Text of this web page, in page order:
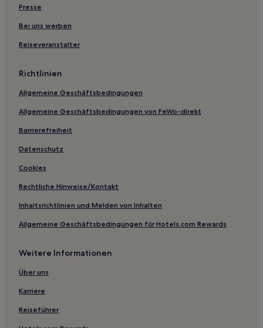
Castres Mazamet: Hotels
Cabrespine Hotels
Hotels nahe Hafenmeisterei Canal du Midi
Albiac Hotels
Montauriol Hotels
Les Martys Hotels
Lagardiolle Hotels
Belleserre Hotels
Ayguesvives Hotels
Montcabrier Hotels
Hotels nahe Schleusen von Saint-Jean
Bastide Saint-Louis: Hotels
Montirat Hotels
Deyme Hotels
Aude: Hotels
Seyre Hotels
Hotels nahe Basilika of St-Nazaire und St-Celse
Presse
Bei uns werben
Reiseveranstalter
Richtlinien
Allgemeine Geschäftsbedingungen
Allgemeine Geschäftsbedingungen von FeWo-direkt
Barrierefreiheit
Datenschutz
Cookies
Rechtliche Hinweise/Kontakt
Inhaltsrichtlinien und Melden von Inhalten
Allgemeine Geschäftsbedingungen für Hotels.com Rewards
Weitere Informationen
Über uns
Karriere
Reiseführer